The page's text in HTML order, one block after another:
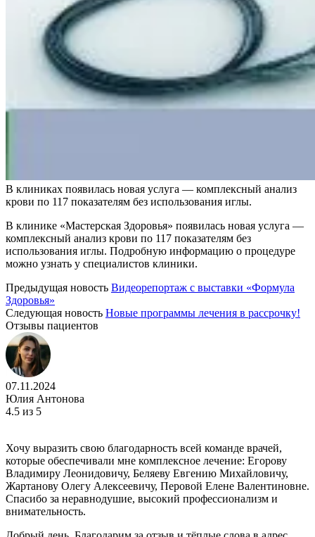
В клиниках появилась новая услуга — комплексный анализ
крови по 117 показателям без использования иглы.
В клинике «Мастерская Здоровья» появилась новая услуга —
комплексный анализ крови по 117 показателям без
использования иглы. Подробную информацию о процедуре
можно узнать у специалистов клиники.
Предыдущая новость Видеорепортаж с выставки «Формула
Здоровья»
Следующая новость Новые программы лечения в рассрочку!
Отзывы пациентов
07.11.2024
Юлия Антонова
4.5 из 5
Хочу выразить свою благодарность всей команде врачей,
которые обеспечивали мне комплексное лечение: Егорову
Владимиру Леонидовичу, Беляеву Евгению Михайловичу,
Жартанову Олегу Алексеевичу, Перовой Елене Валентиновне.
Спасибо за неравнодушие, высокий профессионализм и
внимательность.